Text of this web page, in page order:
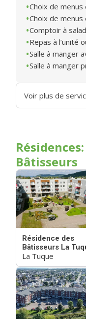
Choix de menus
Choix de
Comptoir à
Repas à l’unité
Salle à manger
Salle à manger
Voir plus de
Bâtisseurs
Résidence des
Bâtisseurs La
La Tuque